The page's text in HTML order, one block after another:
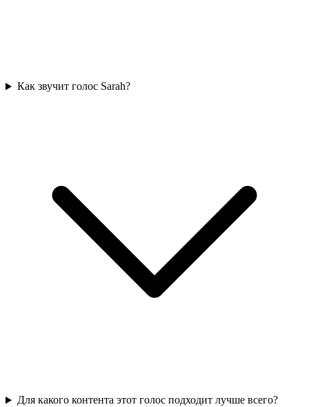
Как звучит голос Sarah?
Для какого контента этот голос подходит лучше всего?